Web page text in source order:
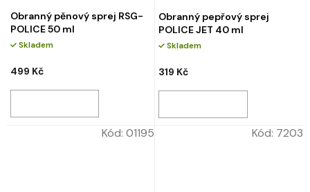
Obranný pěnový sprej RSG-
POLICE 50 ml
Skladem
499 Kč
Obranný pepřový sprej
POLICE JET 40 ml
Skladem
319 Kč
Kód: 01195 Kód: 7203